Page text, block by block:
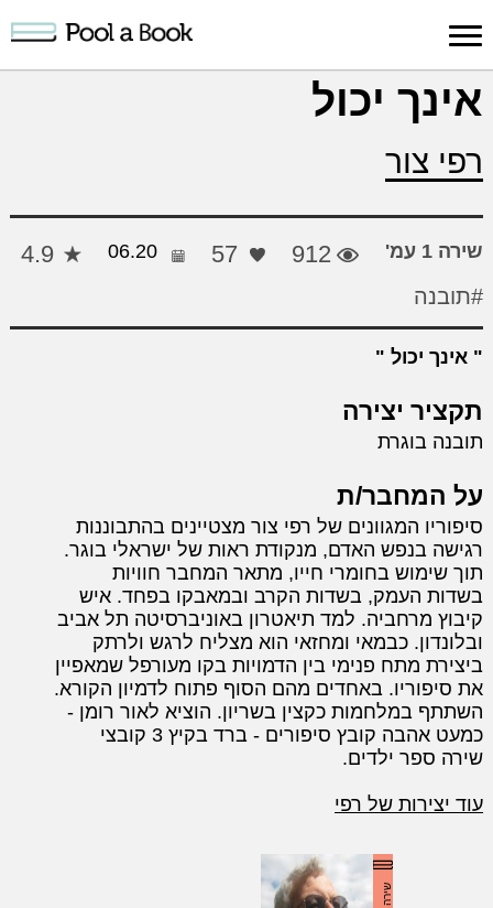
כניסה למערכת
יצירה
אינך יכול
רפי צור
שירה 1 עמ' 912
57
06.20
4.9
#תובנה
אינך יכול
תקציר יצירה
תובנה בוגרת
על המחבר/ת
סיפוריו המגוונים של רפי צור מצטיינים בהתבוננות
רגישה בנפש האדם, מנקודת ראות של ישראלי בוגר.
תוך שימוש בחומרי חייו, מתאר המחבר חוויות
בשדות העמק, בשדות הקרב ובמאבקו בפחד. איש
קיבוץ מרחביה. למד תיאטרון באוניברסיטה תל אביב
ובלונדון. כבמאי ומחזאי הוא מצליח לרגש ולרתק
ביצירת מתח פנימי בין הדמויות בקו מעורפל שמאפיין
את סיפוריו. באחדים מהם הסוף פתוח לדמיון הקורא.
השתתף במלחמות כקצין בשריון. הוציא לאור רומן -
כמעט אהבה קובץ סיפורים - ברד בקיץ 3 קובצי
שירה ספר ילדים.
עוד יצירות של רפי
שירה